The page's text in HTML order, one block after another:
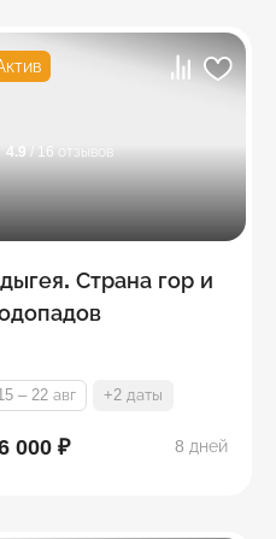
4.9 / 16 отзывов
Страна гор и
– 22 авг +2 даты
000 ₽ 8 дней